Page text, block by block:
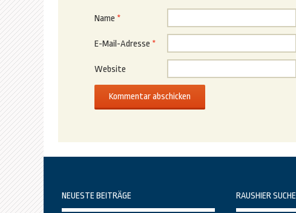
Name *
E-Mail-Adresse *
Website
NEUESTE BEITRÄGE RAUSHIER SUCHE